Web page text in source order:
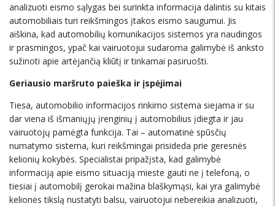
analizuoti eismo sąlygas bei surinkta informacija dalintis su kitais
automobiliais turi reikšmingos įtakos eismo saugumui. Jis
aiškina, kad automobilių komunikacijos sistemos yra naudingos
ir prasmingos, ypač kai vairuotojui sudaroma galimybė iš anksto
sužinoti apie artėjančią kliūtį ir tinkamai pasiruošti.
Geriausio maršruto paieška ir įspėjimai
Tiesa, automobilio informacijos rinkimo sistema siejama ir su
dar viena iš išmaniųjų įrenginių į automobilius įdiegta ir jau
vairuotojų pamėgta funkcija. Tai – automatinė spūsčių
numatymo sistema, kuri reikšmingai prisideda prie geresnės
kelionių kokybės. Specialistai pripažįsta, kad galimybė
informaciją apie eismo situaciją mieste gauti ne į telefoną, o
tiesiai į automobilį gerokai mažina blaškymąsi, kai yra galimybė
kelionės tikslą nustatyti balsu, vairuotojui nebereikia analizuoti,